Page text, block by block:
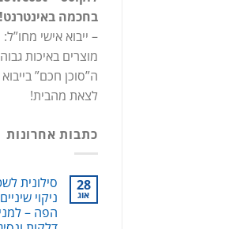
בחכמה באינטרנט!
– ייבוא אישי
מוצרים באיכות
ה”סוכן חכם”
לצאת מהבית!
כתבות אחרונות
28
אוג
סילונית
ניקוי
הפה –